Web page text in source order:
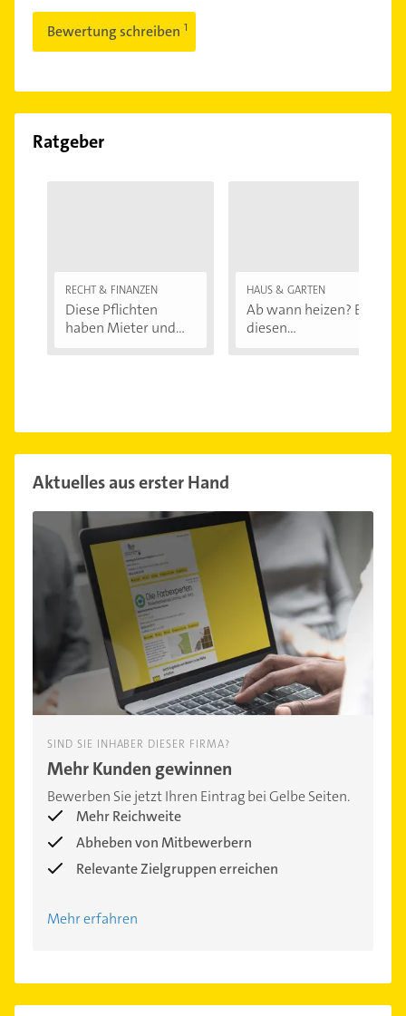
Bewertung schreiben
Ratgeber
RECHT & FINANZEN
Diese Pflichten
haben Mieter und...
HAUS & GARTEN
Ab wann heizen? Bei
diesen
Aktuelles aus erster Hand
SIND SIE INHABER DIESER FIRMA?
Mehr Kunden gewinnen
Bewerben Sie jetzt Ihren Eintrag bei Gelbe Seiten.
Mehr Reichweite
Abheben von Mitbewerbern
Relevante Zielgruppen erreichen
Mehr erfahren